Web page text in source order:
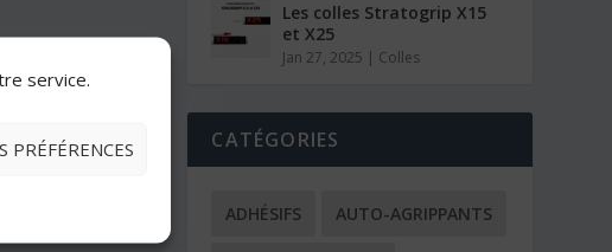
service.
PRÉFÉRENCES
Les colles Stratogrip X15
et X25
Jan 27, 2025 | Colles
CATÉGORIES
ADHÉSIFS AUTO-AGRIPPANTS